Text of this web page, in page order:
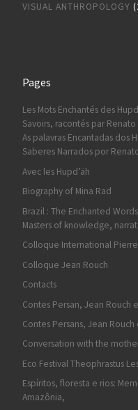
VISUAL ANTHROPOLOGY
Pages
Les Mots Enchantés des
Savoirs, racontés par Renato
As palavras Encantadas dos
Saberes Narrados por
Avec les Hupd’äh
Biography of Mina Rad
Brazil : The Enchanted
Masters of knowledge,
Colloque International
Colloque Jean Rouch
Contacts
Contes Persan, Jean Rouch
Contes Persans, Jean Rouch
Conversation with the
Eco Festival Theophrastus
Espíritos, floresta e rios:
Amazônia,